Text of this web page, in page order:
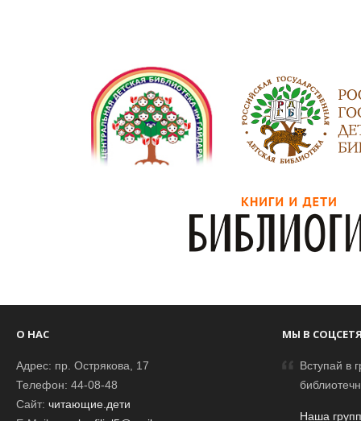
О НАС
Адрес: пр. Острякова, 17
Телефон: 44-08-48
Сайт: читающие.дети
МЫ В
Вступай в
Наша